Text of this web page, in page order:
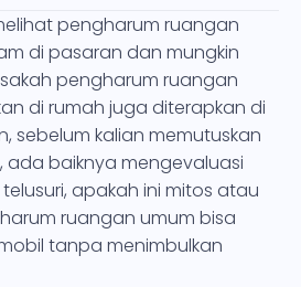
pengharum ruangan
di pasaran dan mungkin
pengharum ruangan
di rumah juga diterapkan di
sebelum kalian memutuskan
baiknya mengevaluasi
apakah ini mitos atau
ruangan umum bisa
tanpa menimbulkan